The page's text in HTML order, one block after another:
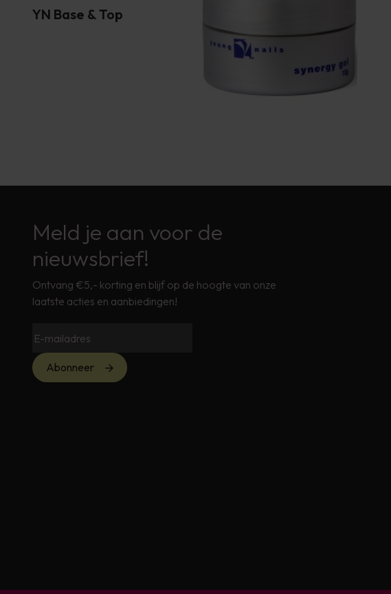
YN Base & Top
Meld je aan voor de
nieuwsbrief!
Ontvang €5,- korting en blijf op de hoogte van onze
laatste acties en aanbiedingen!
Abonneer